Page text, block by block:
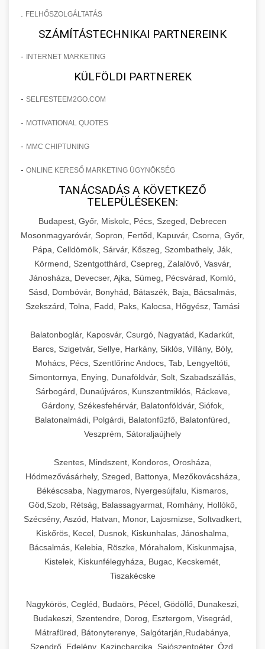
FELHŐSZOLGÁLTATÁS
SZÁMÍTÁSTECHNIKAI PARTNEREINK
- INTERNET MARKETING
KÜLFÖLDI PARTNEREK
- SELFESTEEM2GO.COM
- MOTIVATIONAL QUOTES
- MMC CHIPTUNING
- ONLINE KERESŐ MARKETING ÜGYNÖKSÉG
TANÁCSADÁS A KÖVETKEZŐ
TELEPÜLÉSEKEN:
Budapest, Győr, Miskolc, Pécs, Szeged, Debrecen
Mosonmagyaróvár, Sopron, Fertőd, Kapuvár, Csorna, Győr,
Pápa, Celldömölk, Sárvár, Kőszeg, Szombathely, Ják,
Körmend, Szentgotthárd, Csepreg, Zalalövő, Vasvár,
Jánosháza, Devecser, Ajka, Sümeg, Pécsvárad, Komló,
Sásd, Dombóvár, Bonyhád, Bátaszék, Baja, Bácsalmás,
Szekszárd, Tolna, Fadd, Paks, Kalocsa, Hőgyész, Tamási
Balatonboglár, Kaposvár, Csurgó, Nagyatád, Kadarkút,
Barcs, Szigetvár, Sellye, Harkány, Siklós, Villány, Bóly,
Mohács, Pécs, Szentlőrinc Andocs, Tab, Lengyeltóti,
Simontornya, Enying, Dunaföldvár, Solt, Szabadszállás,
Sárbogárd, Dunaújváros, Kunszentmiklós, Ráckeve,
Gárdony, Székesfehérvár, Balatonföldvár, Siófok,
Balatonalmádi, Polgárdi, Balatonfűzfő, Balatonfüred,
Veszprém, Sátoraljaújhely
Szentes, Mindszent, Kondoros, Orosháza,
Hódmezővásárhely, Szeged, Battonya, Mezőkovácsháza,
Békéscsaba, Nagymaros, Nyergesújfalu, Kismaros,
Göd,Szob, Rétság, Balassagyarmat, Romhány, Hollókő,
Szécsény, Aszód, Hatvan, Monor, Lajosmizse, Soltvadkert,
Kiskőrös, Kecel, Dusnok, Kiskunhalas, Jánoshalma,
Bácsalmás, Kelebia, Röszke, Mórahalom, Kiskunmajsa,
Kistelek, Kiskunfélegyháza, Bugac, Kecskemét,
Tiszakécske
Nagykörös, Cegléd, Budaörs, Pécel, Gödöllő, Dunakeszi,
Budakeszi, Szentendre, Dorog, Esztergom, Visegrád,
Mátrafüred, Bátonyterenye, Salgótarján,Rudabánya,
Szendrő, Edelény, Kazincbarcika, Sajószentpéter, Ózd,